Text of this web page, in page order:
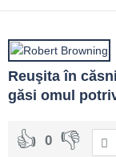
Reuşita în
găsi omul
0